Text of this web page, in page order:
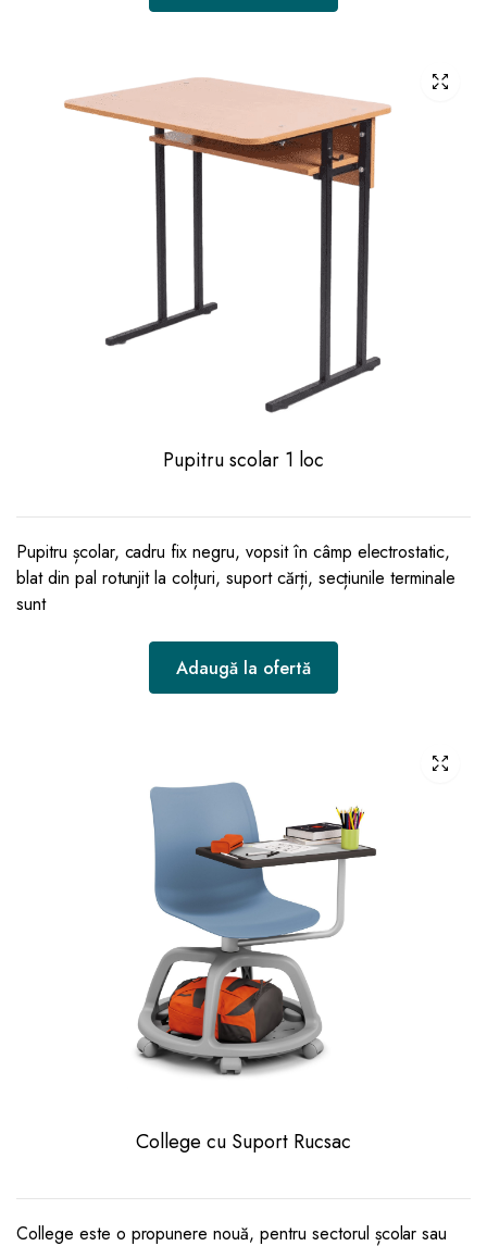
Pupitru scolar 1 loc
Pupitru școlar, cadru fix negru, vopsit în câmp electrostatic,
blat din pal rotunjit la colțuri, suport cărți, secțiunile terminale
sunt
Adaugă la ofertă
College cu Suport Rucsac
College este o propunere nouă, pentru sectorul școlar sau